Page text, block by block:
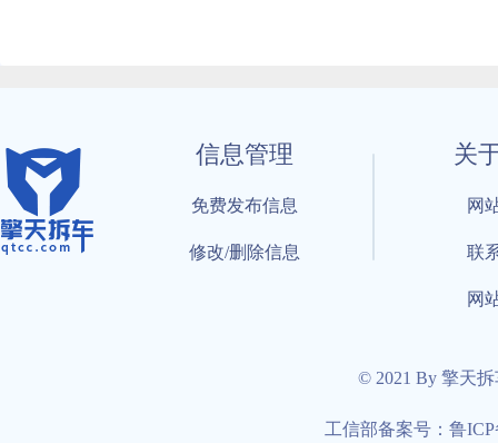
信息管理
免费发布信息
修改/删除信息
关
网
联
网
© 2021 By 擎天
工信部备案号：鲁